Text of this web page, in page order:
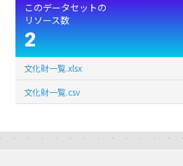
このデータセットの
リソース数
2
文化財一覧.xlsx
文化財一覧.csv